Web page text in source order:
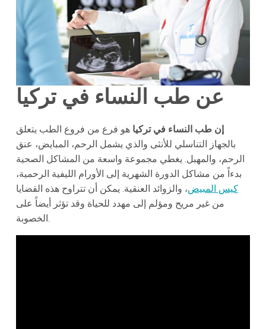
عن طب النساء في تركيا
إن طب النساء في تركياهو فرع من فروع الطب يتعلق
بالجهاز التناسلي للأنثى والذي يشمل الرحم، المبايض، عنق
الرحم، والمهبل. يغطي مجموعة واسعة من المشاكل الصحية
بدءاً من مشاكل الدورة الشهرية إلى الأورام الليفية الرحمية،
كيس المبيض، والزوائد العنقية. يمكن أن تتراوح هذه القضايا
من غير مريح ومؤلم إلى مهدد للحياة وقد تؤثر أيضاً على
الخصوبة.